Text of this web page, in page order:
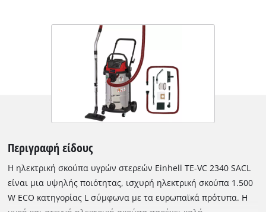
Περιγραφή είδους
Η ηλεκτρική σκούπα υγρών στερεών Einhell TE-VC 2340 SACL
είναι μια υψηλής ποιότητας, ισχυρή ηλεκτρική σκούπα 1.500
W ECO κατηγορίας L σύμφωνα με τα ευρωπαϊκά πρότυπα. Η